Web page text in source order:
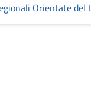
Orientate